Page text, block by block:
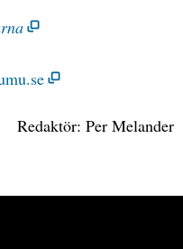
Redaktör: Per Melander